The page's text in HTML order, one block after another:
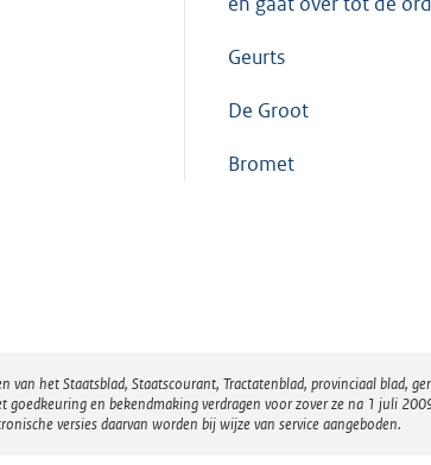
Geurts
De Groot
Bromet
van het Staatsblad, Staatscourant, Tractatenblad, provinciaal blad,
goedkeuring en bekendmaking verdragen voor zover ze na 1 juli
versies daarvan worden bij wijze van service aangeboden.